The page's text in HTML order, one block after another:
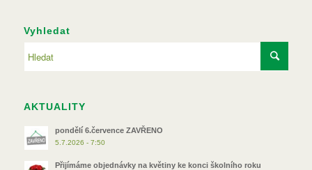
Vyhledat
AKTUALITY
pondělí 6.července ZAVŘENO
5.7.2026 - 7:50
Přijímáme objednávky na květiny ke konci školního roku